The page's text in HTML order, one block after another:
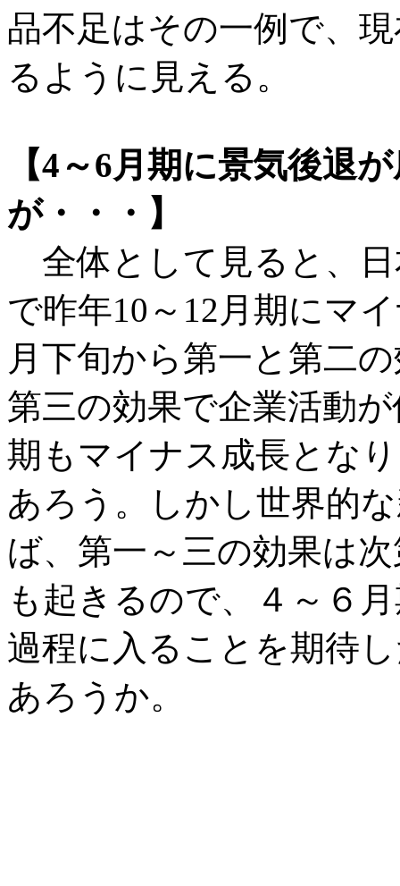
品不足はその一例で、
るように見える。
【4～6月期に景気後退
が・・・】
全体として見ると、日
で昨年10～12月期にマ
月下旬から第一と第二
第三の効果で企業活動
期もマイナス成長とな
あろう。しかし世界的
ば、第一～三の効果は
も起きるので、４～６
過程に入ることを期待
あろうか。